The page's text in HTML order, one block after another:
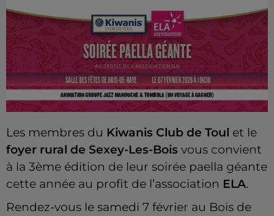
Les membres du Kiwanis Club de Toul et le
foyer rural de Sexey-Les-Bois vous convient
à la 3ème édition de leur soirée paella géante
cette année au profit de l’association ELA.
Rendez-vous le samedi 7 février au Bois de